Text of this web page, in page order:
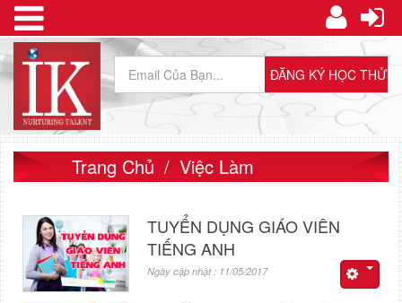
Trang Chủ Việc Làm
TUYỂN DỤNG GIÁO VIÊN
TIẾNG ANH
Ngày cập nhật : 11/05/2017